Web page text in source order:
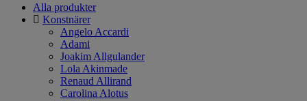
Alla produkter
Konstnärer
Angelo Accardi
Adami
Joakim Allgulander
Lola Akinmade
Renaud Allirand
Carolina Alotus